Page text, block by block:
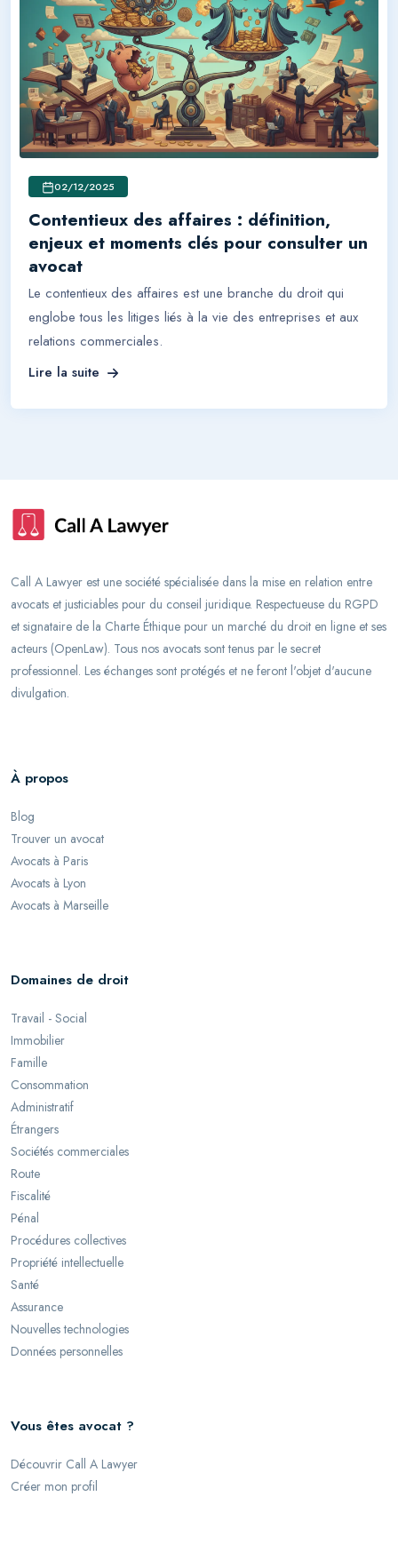
02/12/2025
Contentieux des affaires : définition,
enjeux et moments clés pour consulter un
avocat
Le contentieux des affaires est une branche du droit qui
englobe tous les litiges liés à la vie des entreprises et aux
relations commerciales.
Lire la suite
Call A Lawyer est une société spécialisée dans la mise en relation entre
avocats et justiciables pour du conseil juridique. Respectueuse du RGPD
et signataire de la Charte Éthique pour un marché du droit en ligne et ses
acteurs (OpenLaw). Tous nos avocats sont tenus par le secret
professionnel. Les échanges sont protégés et ne feront l'objet d'aucune
divulgation.
À propos
Blog
Trouver un avocat
Avocats à Paris
Avocats à Lyon
Avocats à Marseille
Domaines de droit
Travail - Social
Immobilier
Famille
Consommation
Administratif
Étrangers
Sociétés commerciales
Route
Fiscalité
Pénal
Procédures collectives
Propriété intellectuelle
Santé
Assurance
Nouvelles technologies
Données personnelles
Vous êtes avocat ?
Découvrir Call A Lawyer
Créer mon profil